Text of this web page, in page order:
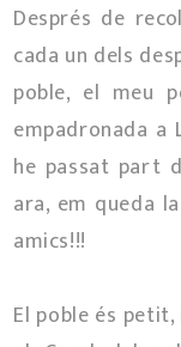
Després de
cada un dels
poble, el meu
empadronada a
he passat part
ara, em queda
amics!!!
El poble és